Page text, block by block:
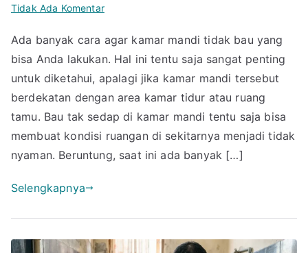
Tidak Ada Komentarpada
Cara
Agar
Kamar
Mandi
Tidak
Bau,
Hasilnya
Langsung
Ada banyak cara agar kamar mandi tidak bau yang
bisa Anda lakukan. Hal ini tentu saja sangat penting
untuk diketahui, apalagi jika kamar mandi tersebut
berdekatan dengan area kamar tidur atau ruang
tamu. Bau tak sedap di kamar mandi tentu saja bisa
membuat kondisi ruangan di sekitarnya menjadi tidak
nyaman. Beruntung, saat ini ada banyak […]
Selengkapnya